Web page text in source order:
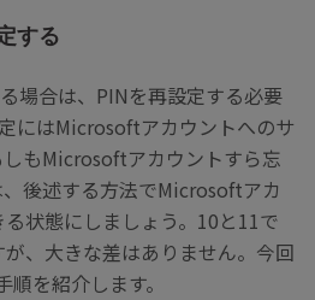
する
場合は、PINを再設定する必要
にはMicrosoftアカウントへのサ
もMicrosoftアカウントすら忘
後述する方法でMicrosoftアカ
状態にしましょう。10と11で
、大きな差はありません。今回
を紹介します。